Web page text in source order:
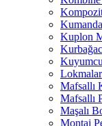
Kuplon
Lokmalar
Mafsallı
Mafsallı
Maşalı
Montaj